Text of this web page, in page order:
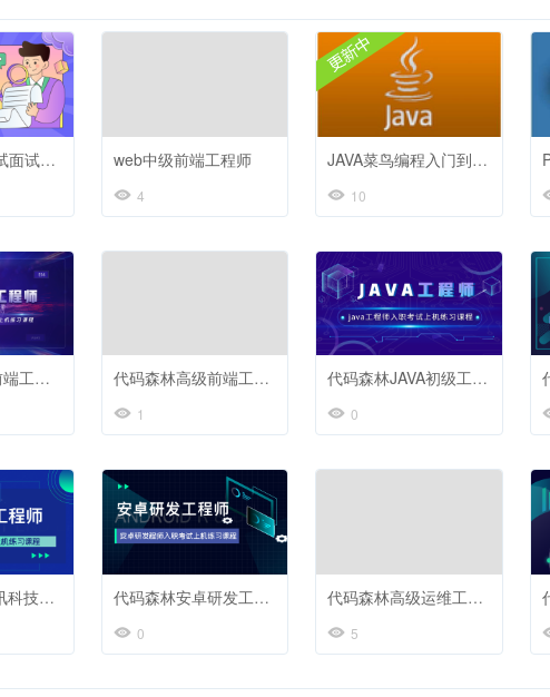
python大厂笔试面试经验分享 web中级前端工程师
4
JAVA菜鸟编程入门到精通100例
10
代码森林Vue前端工程师基础入门 代码森林高级前端工程师
1
代码森林JAVA初级工程师基础入门
0
北京都在哪网讯科技前端工程师入职考试上机练习 代码森林安卓研发工程师基础入门
0
代码森林高级运维工程师必备技能
5